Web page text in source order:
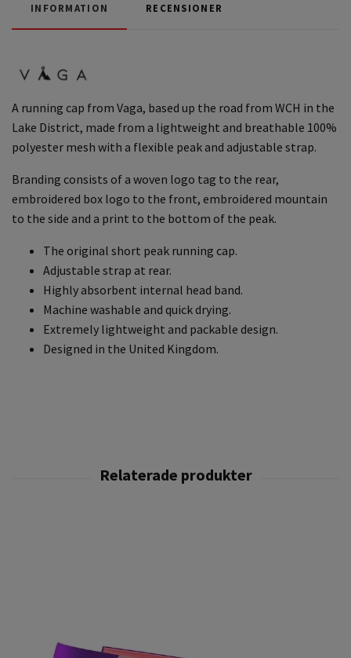
INFORMATION RECENSIONER
A running cap from Vaga, based up the road from WCH in the
Lake District, made from a lightweight and breathable 100%
polyester mesh with a flexible peak and adjustable strap.
Branding consists of a woven logo tag to the rear,
embroidered box logo to the front, embroidered mountain
to the side and a print to the bottom of the peak.
The original short peak running cap.
Adjustable strap at rear.
Highly absorbent internal head band.
Machine washable and quick drying.
Extremely lightweight and packable design.
Designed in the United Kingdom.